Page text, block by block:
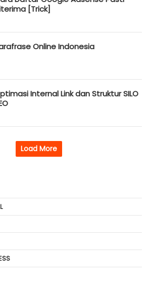
[Trick]
Online Indonesia
Internal Link dan Struktur SILO